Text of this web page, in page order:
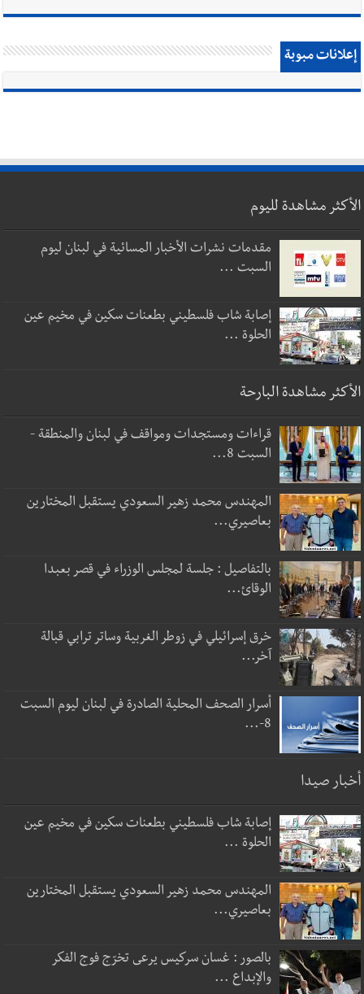
إعلانات مبوبة
الأكثر مشاهدة لليوم
مقدمات نشرات الأخبار المسائية في لبنان ليوم
السبت ...
إصابة شاب فلسطيني بطعنات سكين في مخيم عين
الحلوة ...
الأكثر مشاهدة البارحة
قراءات ومستجدات ومواقف في لبنان والمنطقة -
السبت 8...
المهندس محمد زهير السعودي يستقبل المختارين
بعاصيري...
بالتفاصيل : جلسة لمجلس الوزراء في قصر بعبدا
الوقائ...
خرق إسرائيلي في زوطر الغربية وساتر ترابي قبالة
آخر...
أسرار الصحف المحلية الصادرة في لبنان ليوم السبت
8-...
أخبار صيدا
إصابة شاب فلسطيني بطعنات سكين في مخيم عين
الحلوة ...
المهندس محمد زهير السعودي يستقبل المختارين
بعاصيري...
بالصور : غسان سركيس يرعى تخرّج فوج الفكر
والإبداع ...